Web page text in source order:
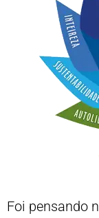
Foi pensando